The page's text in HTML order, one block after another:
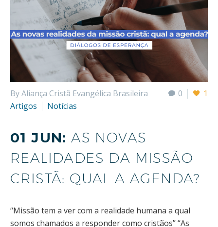
0 1
By Aliança Cristã Evangélica Brasileira
Artigos
Notícias
01 JUN:AS NOVAS
REALIDADES DA MISSÃO
CRISTÃ: QUAL A AGENDA?
“Missão tem a ver com a realidade humana a qual
somos chamados a responder como cristãos” “As